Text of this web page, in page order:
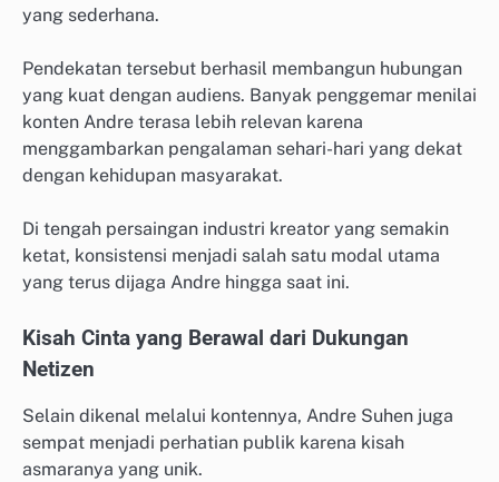
yang sederhana.
Pendekatan tersebut berhasil membangun hubungan
yang kuat dengan audiens. Banyak penggemar menilai
konten Andre terasa lebih relevan karena
menggambarkan pengalaman sehari-hari yang dekat
dengan kehidupan masyarakat.
Di tengah persaingan industri kreator yang semakin
ketat, konsistensi menjadi salah satu modal utama
yang terus dijaga Andre hingga saat ini.
Kisah Cinta yang Berawal dari Dukungan
Netizen
Selain dikenal melalui kontennya, Andre Suhen juga
sempat menjadi perhatian publik karena kisah
asmaranya yang unik.